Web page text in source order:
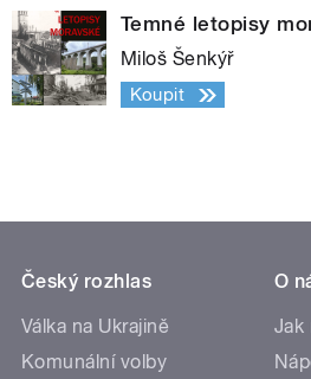
Temné letopisy
Miloš Šenkýř
Koupit
Český rozhlas
Válka na Ukrajině
Komunální volby
O
Jak